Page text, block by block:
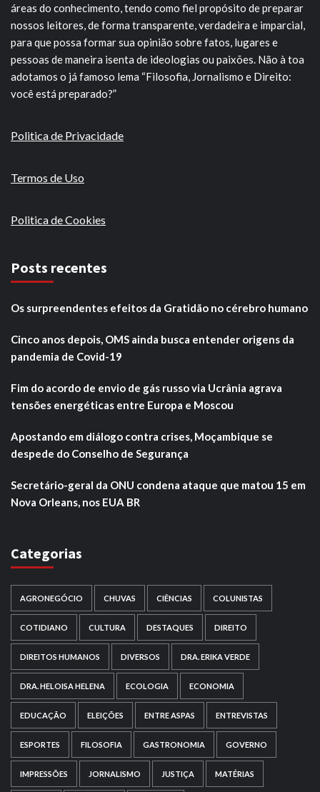
áreas do conhecimento, tendo como fiel propósito de preparar
nossos leitores, de forma transparente, verdadeira e imparcial,
para que possa formar sua opinião sobre fatos, lugares e
pessoas de maneira isenta de ideologias ou paixões. Não à toa
adotamos o já famoso lema “Filosofia, Jornalismo e Direito:
você está preparado?”
Politica de Privacidade
Termos de Uso
Politica de Cookies
Posts recentes
Os surpreendentes efeitos da Gratidão no cérebro humano
Cinco anos depois, OMS ainda busca entender origens da
pandemia de Covid-19
Fim do acordo de envio de gás russo via Ucrânia agrava
tensões energéticas entre Europa e Moscou
Apostando em diálogo contra crises, Moçambique se
despede do Conselho de Segurança
Secretário-geral da ONU condena ataque que matou 15 em
Nova Orleans, nos EUA BR
Categorias
AGRONEGÓCIO CHUVAS CIÊNCIAS COLUNISTAS
COTIDIANO CULTURA DESTAQUES DIREITO
DIREITOS HUMANOS DIVERSOS DRA. ERIKA VERDE
DRA. HELOISA HELENA ECOLOGIA ECONOMIA
EDUCAÇÃO ELEIÇÕES ENTRE ASPAS ENTREVISTAS
ESPORTES FILOSOFIA GASTRONOMIA GOVERNO
IMPRESSÕES JORNALISMO JUSTIÇA MATÉRIAS